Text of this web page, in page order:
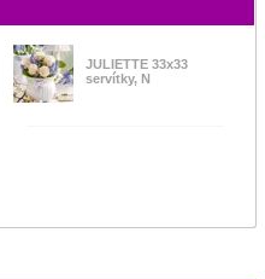
JULIETTE 33x33
servítky, N